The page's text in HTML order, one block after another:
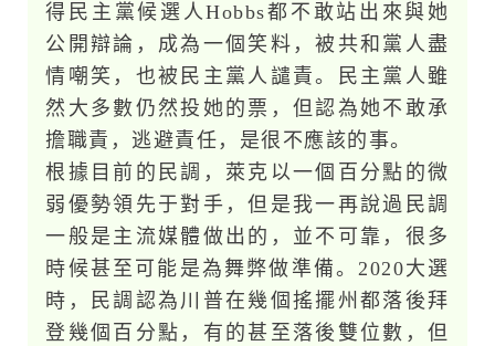
得民主黨候選人Hobbs都不敢站出來與她
公開辯論，成為一個笑料，被共和黨人盡
情嘲笑，也被民主黨人譴責。民主黨人雖
然大多數仍然投她的票，但認為她不敢承
擔職責，逃避責任，是很不應該的事。
根據目前的民調，萊克以一個百分點的微
弱優勢領先于對手，但是我一再說過民調
一般是主流媒體做出的，並不可靠，很多
時候甚至可能是為舞弊做準備。2020大選
時，民調認為川普在幾個搖擺州都落後拜
登幾個百分點，有的甚至落後雙位數，但